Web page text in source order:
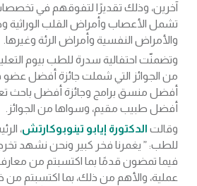
آخرين، وذلك تقديرًا لتفوقهم في
تشمل الأعصاب وأمراض القلب الوراثية
والأمراض النفسية وأمراض الرئة وغيرها.
وتضمنّت احتفالية سدرة للطب بيوم
من الجوائز التي شملت جائزة أفضل عضو
أفضل منسق برامج وجائزة أفضل باحث
أفضل طبيب مقيم، وسواها من الجوائز.
وقالت الدكتورة إيابو تينوبوكارتش،
للطب: ” يغمرنا فخر كبير ونحن نشهد
فيما تمضون قدمًا بما اكتسبتم من
عملية، والأهم من ذلك، بما اكتسبتم